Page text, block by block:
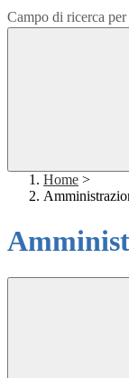
Campo di ricerca
Home >